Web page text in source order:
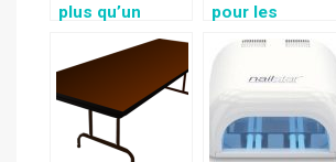
plus qu’un
simple appareil
de partage de
pour les
femmes
enceintes de
dormir
confortablemen